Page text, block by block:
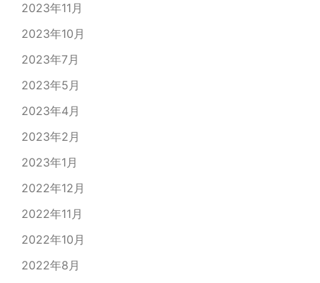
2023年11月
2023年10月
2023年7月
2023年5月
2023年4月
2023年2月
2023年1月
2022年12月
2022年11月
2022年10月
2022年8月